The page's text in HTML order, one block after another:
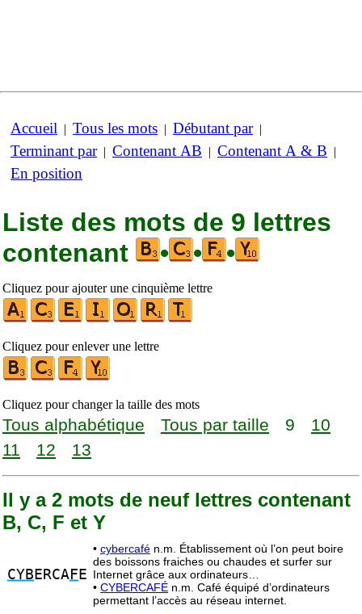
Accueil | Tous les mots | Débutant par|
Terminant par| Contenant AB | Contenant A & B |
En position
Liste des mots de 9 lettres
contenant
• • •
Cliquez pour ajouter une cinquième lettre
Cliquez pour enlever une lettre
Cliquez pour changer la taille des mots
Tous alphabétique Tous par taille 9
10
11
12 13
Il y a 2 mots de neuf lettres contenant
B, C, F et Y
CYB ERCAF E
• cybercafé n.m. Établissement où l’on peut boire
des boissons fraiches ou chaudes et surfer sur
Internet grâce aux ordinateurs…
• CYBERCAFÉ n.m. Café équipé d’ordinateurs
permettant l’accès au réseau internet.